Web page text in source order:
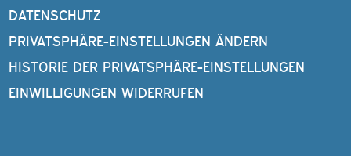
DATENSCHUTZ
PRIVATSPHÄRE-EINSTELLUNGEN ÄNDERN
HISTORIE DER PRIVATSPHÄRE-EINSTELLUNGEN
EINWILLIGUNGEN WIDERRUFEN